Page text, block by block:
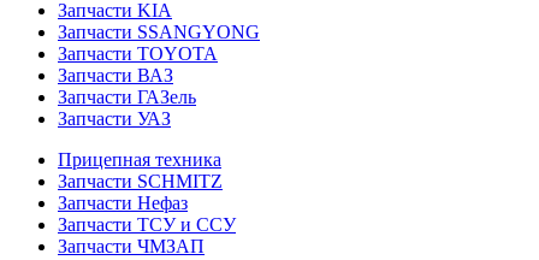
Запчасти KIA
Запчасти SSANGYONG
Запчасти TOYOTA
Запчасти ВАЗ
Запчасти ГАЗель
Запчасти УАЗ
Прицепная техника
Запчасти SCHMITZ
Запчасти Нефаз
Запчасти ТСУ и ССУ
Запчасти ЧМЗАП